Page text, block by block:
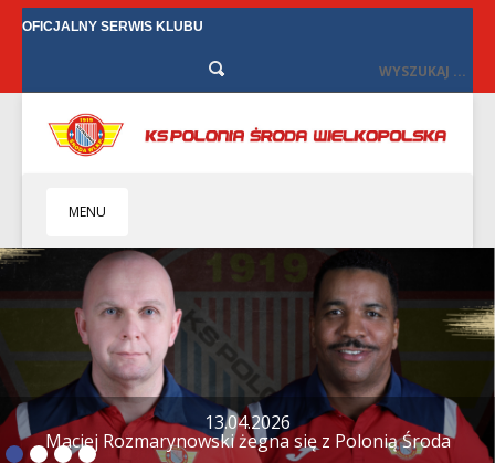
OFICJALNY SERWIS KLUBU
MENU
HOME
KLUB
BIZNES
SENIORZY
SENIORKI
BILETY
12.04.2026
Tylko remis w Starych Oborzyskach